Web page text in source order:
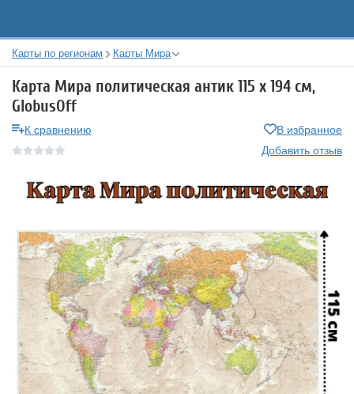
Карты по регионам Карты Мира
Карта Мира политическая антик 115 х 194 см,
GlobusOff
К сравнению
В избранное
Добавить отзыв